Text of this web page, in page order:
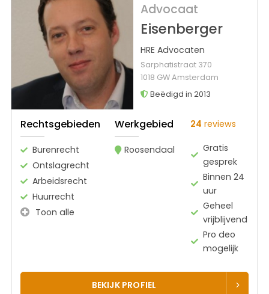
Advocaat
Eisenberger
HRE Advocaten
Sarphatistraat 370
1018 GW Amsterdam
Beëdigd in 2013
Rechtsgebieden
Burenrecht
Ontslagrecht
Arbeidsrecht
Huurrecht
Toon alle
Werkgebied
Roosendaal
24 reviews
Gratis
gesprek
Binnen 24
uur
Geheel
vrijblijvend
Pro deo
mogelijk
BEKIJK PROFIEL